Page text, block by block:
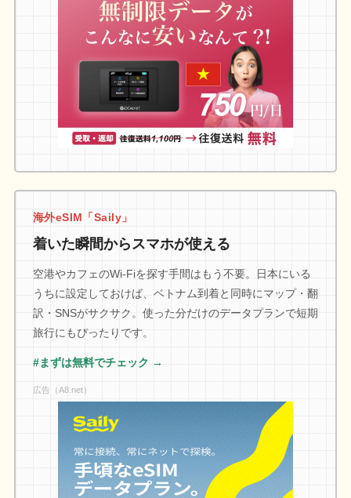
海外eSIM「Saily」
着いた瞬間からスマホが使える
空港やカフェのWi-Fiを探す手間はもう不要。日本にいる
うちに設定しておけば、ベトナム到着と同時にマップ・翻
訳・SNSがサクサク。使った分だけのデータプランで短期
旅行にもぴったりです。
#まずは無料でチェック →
広告（A8.net）